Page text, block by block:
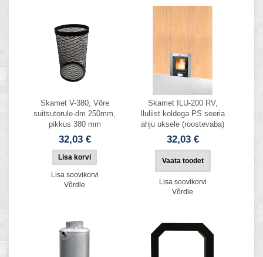
Skamet V-380, Võre
suitsutorule-dm 250mm,
pikkus 380 mm
32,03 €
Lisa soovikorvi
Võrdle
Skamet ILU-200 RV,
Iluliist koldega PS seeria
ahju uksele (roostevaba)
32,03 €
Vaata toodet
Lisa soovikorvi
Võrdle